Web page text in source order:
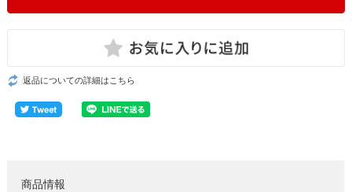
返品についての詳細はこちら
商品情報